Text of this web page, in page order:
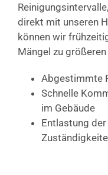
direkt mit unseren
können wir
Mängel zu
Abgestimmte
Schnelle
im Gebäude
Entlastung